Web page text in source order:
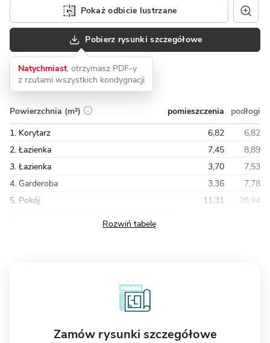
Pokaż odbicie lustrzane
Pobierz rysunki szczegółowe
Natychmiast, otrzymasz PDF-y
z rzutami wszystkich kondygnacji
Powierzchnia (m²) pomieszczenia
podłogi
1. Korytarz
6,82
6,82
2. Łazienka
7,45
8,89
3. Łazienka
3,70
7,53
4. Garderoba
3,36
7,78
5. Pokój
11,31
28,94
Zamów rysunki szczegółowe